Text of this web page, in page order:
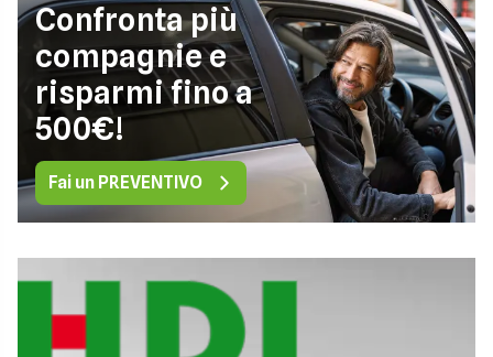
Confronta più
compagnie e
risparmi fino a
500€!
Fai un PREVENTIVO